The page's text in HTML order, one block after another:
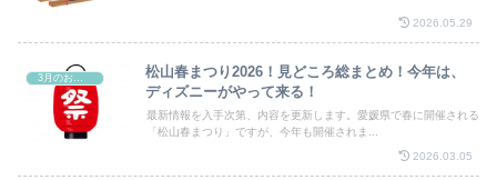
2026.05.29
松山春まつり2026！見どころ総まとめ！今年は、
ディズニーがやって来る！
最新情報を入手次第、内容を更新します。愛媛県で春に開催される
「松山春まつり」ですが、今年も開催されま...
2026.03.05